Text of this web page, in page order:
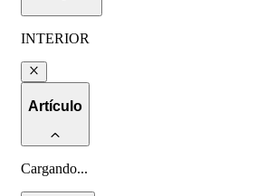
INTERIOR
Artículo
Cargando...